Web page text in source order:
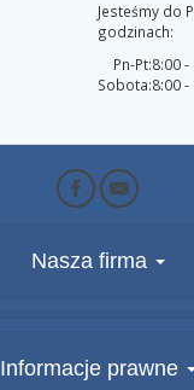
Jesteśmy do
godzinach:
Pn-Pt:
Sobota:
8:00 -
8:00 -
Nasza firma
Informacje prawne